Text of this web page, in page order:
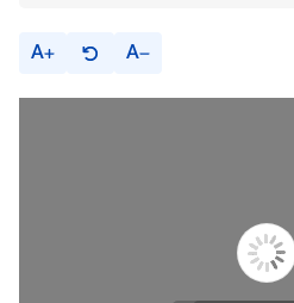
A A